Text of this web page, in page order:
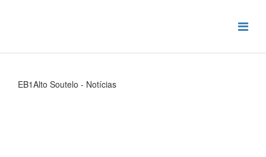
EB1Alto Soutelo - Notícias